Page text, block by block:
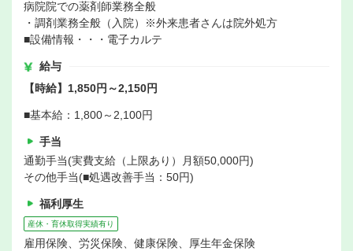
病院院での薬剤師業務全般
・調剤業務全般（入院）※外来患者さんは院外処方
■設備情報・・・電子カルテ
給与
【時給】1,850円～2,150円
■基本給：1,800～2,100円
手当
通勤手当(実費支給（上限あり）月額50,000円)
その他手当(■処遇改善手当：50円)
福利厚生
産休・育休取得実績有り
雇用保険、労災保険、健康保険、厚生年金保険